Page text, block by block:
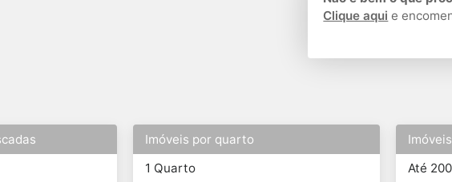
Clique aqui e
Imóveis por quarto
1 Quarto
Até